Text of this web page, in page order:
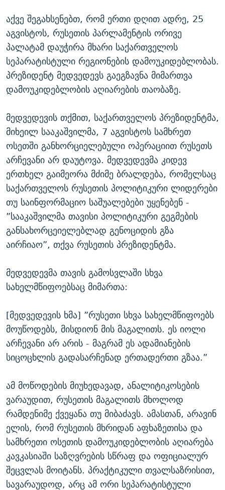
აქვე შეგახსენებთ, რომ ერთი დღით ადრე, 25
აგვისტოს, რუსეთის პარლამენტის ორივე
პალატამ დაუჭირა მხარი საქართველოს
სეპარატისტული რეგიონების დამოუკიდებლობას.
პრეზიდენტ მედვედევს გაეგზავნა მიმართვა
დამოუკიდებლობის აღიარების თაობაზე.
მედვედევის თქმით, საქართველოს პრეზიდენტმა,
მიხეილ სააკაშვილმა, 7 აგვისტოს სამხრეთ
ოსეთში განხორციელებული ოპერაციით რუსეთს
არჩევანი არ დაუტოვა. მედვედევმა კიდევ
ერთხელ გაიმეორა მძიმე ბრალდება, რომელსაც
საქართველოს რუსეთის პოლიტიკური ლიდერები
თუ საინფორმაციო საშუალებები უყენებენ -
”სააკაშვილმა თავისი პოლიტიკური გეგმების
განსახორცეიელებლად გენოციდის გზა
აირჩიაო”, თქვა რუსეთის პრეზიდენტმა.
მედვედევმა თავის გამოსვლაში სხვა
სახელმწიფოებსაც მიმართა:
[მედვედევის ხმა] ”რუსეთი სხვა სახელმწიფოებს
მოუწოდებს, მისდიონ მის მაგალითს. ეს იოლი
არჩევანი არ არის - მაგრამ ეს ადამიანების
სიცოცხლის გადასარჩენად ერთადერთი გზაა.”
ამ მოწოდების მიუხედავად, ანალიტიკოსების
ვარაუდით, რუსეთის მაგალითს მხოლოდ
რამდენიმე ქვეყანა თუ მიბაძავს. ამასთან, არავინ
ელის, რომ რუსეთის მხრიდან აფხაზეთისა და
სამხრეთი ოსეთის დამოუკიდებლობის აღიარება
კავკასიაში საზღვრების სწრაფ და ოფიციალურ
შეცვლას მოიტანს. პრაქტიკული თვალსაზრისით,
სავარაუდოდ, არც ამ ორი სეპარატისტული